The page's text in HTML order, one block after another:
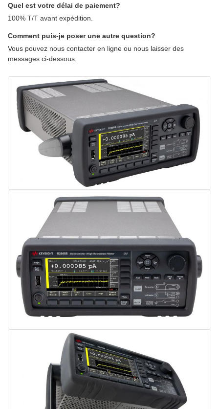
Quel est votre délai de paiement?
100% T/T avant expédition.
Comment puis-je poser une autre question?
Vous pouvez nous contacter en ligne ou nous laisser des
messages ci-dessous.